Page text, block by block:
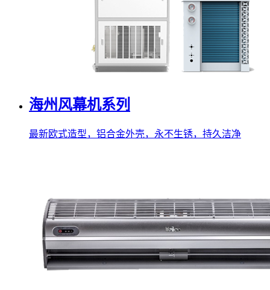
海州风幕机系列
最新欧式造型，铝合金外壳，永不生锈，持久洁净